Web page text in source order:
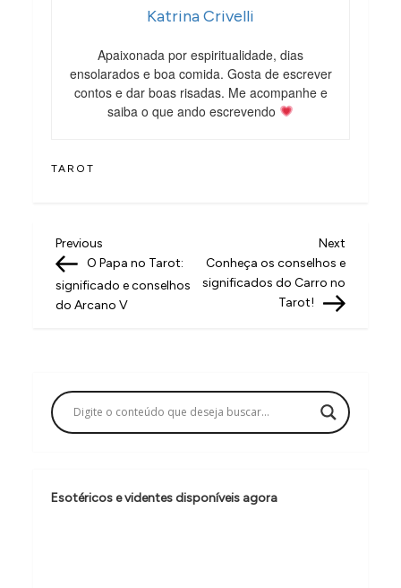
Katrina Crivelli
Apaixonada por espiritualidade, dias
ensolarados e boa comida. Gosta de escrever
contos e dar boas risadas. Me acompanhe e
saiba o que ando escrevendo
TAROT
N
a
v
a
ç
o
d
Previous
Post
Previous
O Papa no Tarot:
significado e conselhos
do Arcano V
Next
Post
Next
Conheça os conselhos e
significados do Carro no
Tarot!
Esotéricos e videntes disponíveis agora